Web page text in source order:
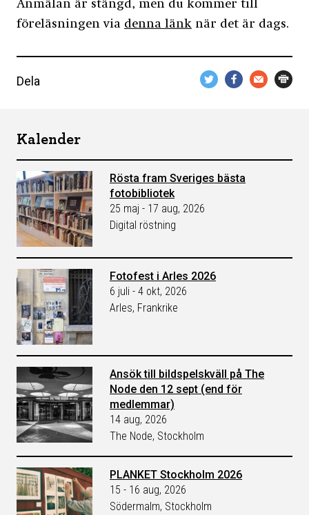
Anmälan är stängd, men du kommer till
föreläsningen via denna länk när det är dags.
Dela
Kalender
Rösta fram Sveriges bästa
fotobibliotek
25 maj - 17 aug, 2026
Digital röstning
Fotofest i Arles 2026
6 juli - 4 okt, 2026
Arles, Frankrike
Ansök till bildspelskväll på The
Node den 12 sept (end för
medlemmar)
14 aug, 2026
The Node, Stockholm
PLANKET Stockholm 2026
15 - 16 aug, 2026
Södermalm, Stockholm